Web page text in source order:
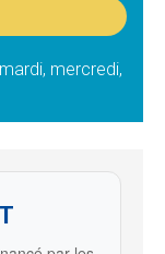
mercredi,